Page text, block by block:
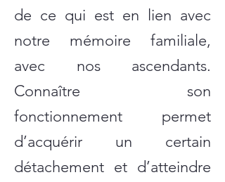
de ce qui est en lien avec
notre mémoire familiale,
avec nos ascendants.
Connaître son
fonctionnement permet
d’acquérir un certain
détachement et d’atteindre